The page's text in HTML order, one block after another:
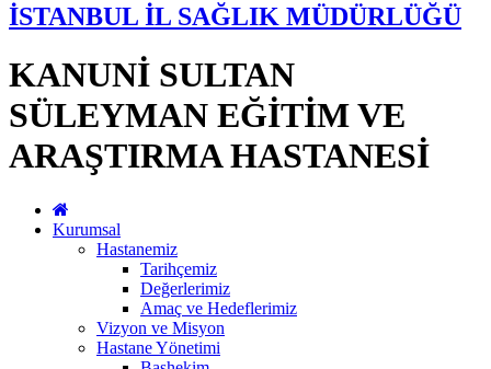
İSTANBUL İL SAĞLIK MÜDÜRLÜĞÜ
KANUNİ SULTAN
SÜLEYMAN EĞİTİM VE
ARAŞTIRMA HASTANESİ
Kurumsal
Hastanemiz
Tarihçemiz
Değerlerimiz
Amaç ve Hedeflerimiz
Vizyon ve Misyon
Hastane Yönetimi